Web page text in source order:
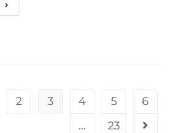
2 3 4 5
6
…
23